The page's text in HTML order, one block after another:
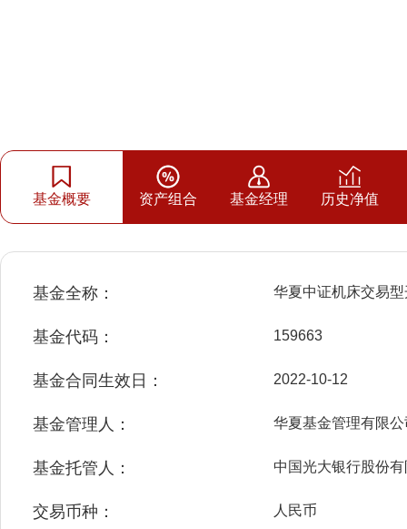
基金概要 资产组合 基金经理 历史净值
基金全称： 华夏中证机床交易
基金代码： 159663
基金合同生效日： 2022-10-12
基金管理人： 华夏基金管理有限公
基金托管人： 中国光大银行股份
交易币种： 人民币